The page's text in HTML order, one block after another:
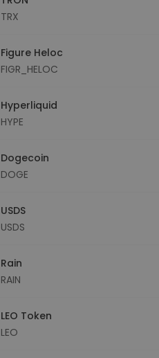
TRX
Figure Heloc
FIGR_HELOC
Hyperliquid
HYPE
Dogecoin
DOGE
USDS
USDS
Rain
RAIN
LEO Token
LEO